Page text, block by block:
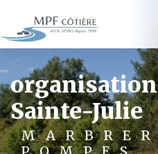
Sainte-Julie